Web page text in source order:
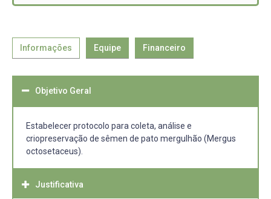
Informações Equipe Financeiro
Objetivo Geral
Estabelecer protocolo para coleta, análise e
criopreservação de sêmen de pato mergulhão (Mergus
octosetaceus).
Justificativa